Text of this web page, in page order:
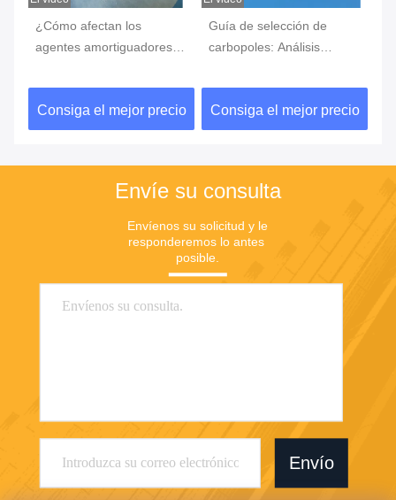
¿Cómo afectan los
agentes amortiguadores a
anticuerpos al antígeno?
Consiga el mejor precio
Guía de selección de
carbopoles: Análisis
características de los
diferentes modelos y
escenarios de aplicación
Consiga el mejor precio
Envíe su consulta
Envíenos su solicitud y le
responderemos lo antes
posible.
Envío